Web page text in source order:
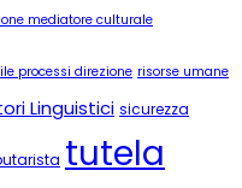
mediatore culturale
processi direzione risorse umane
Linguistici sicurezza
tutela